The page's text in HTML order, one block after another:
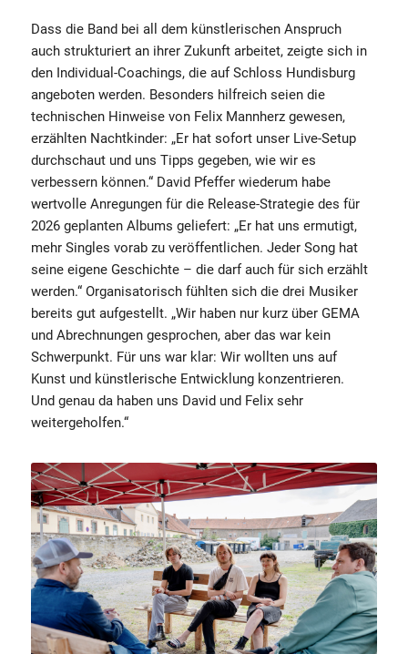
Dass die Band bei all dem künstlerischen Anspruch
auch strukturiert an ihrer Zukunft arbeitet, zeigte sich in
den Individual-Coachings, die auf Schloss Hundisburg
angeboten werden. Besonders hilfreich seien die
technischen Hinweise von Felix Mannherz gewesen,
erzählten Nachtkinder: „Er hat sofort unser Live-Setup
durchschaut und uns Tipps gegeben, wie wir es
verbessern können.“ David Pfeffer wiederum habe
wertvolle Anregungen für die Release-Strategie des für
2026 geplanten Albums geliefert: „Er hat uns ermutigt,
mehr Singles vorab zu veröffentlichen. Jeder Song hat
seine eigene Geschichte – die darf auch für sich erzählt
werden.“ Organisatorisch fühlten sich die drei Musiker
bereits gut aufgestellt. „Wir haben nur kurz über GEMA
und Abrechnungen gesprochen, aber das war kein
Schwerpunkt. Für uns war klar: Wir wollten uns auf
Kunst und künstlerische Entwicklung konzentrieren.
Und genau da haben uns David und Felix sehr
weitergeholfen.“